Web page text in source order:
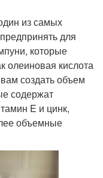
из самых
для
которые
олеиновая кислота
создать объем
содержат
E и цинк,
объемные